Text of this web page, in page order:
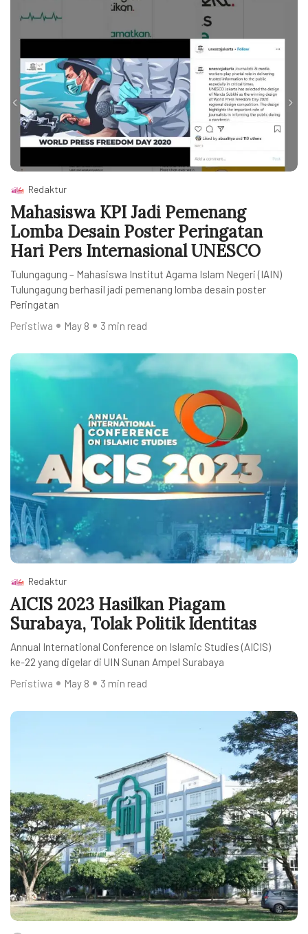
Redaktur
Mahasiswa KPI Jadi Pemenang
Lomba Desain Poster Peringatan
Hari Pers Internasional UNESCO
Tulungagung – Mahasiswa Institut Agama Islam Negeri (IAIN)
Tulungagung berhasil jadi pemenang lomba desain poster
Peringatan
Peristiwa
May 8 3 min read
Redaktur
AICIS 2023 Hasilkan Piagam
Surabaya, Tolak Politik Identitas
Annual International Conference on Islamic Studies (AICIS)
ke-22 yang digelar di UIN Sunan Ampel Surabaya
Peristiwa
May 8 3 min read